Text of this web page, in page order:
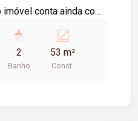
conta ainda com
estar, sacada,
de serviço. O
01 vaga de
2
Banho
53 m²
Const.